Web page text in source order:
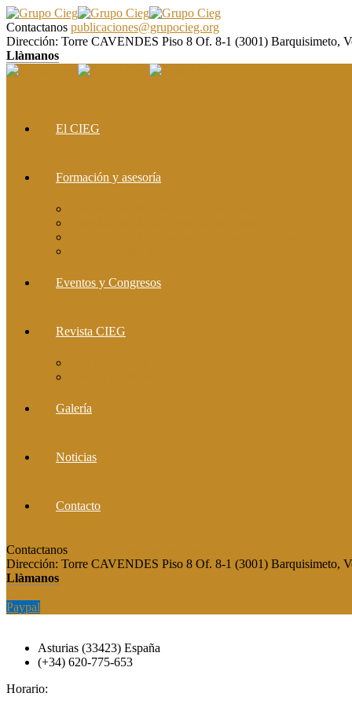
Contactanos publicaciones@grupocieg.org
Dirección: Torre CAVENDES Piso 8 Of. 8-1 (3001) Barquisimeto,
Llàmanos
El CIEG
Formación y asesoría
Eventos y Congresos
Revista CIEG
Galería
Noticias
Contacto
Contactanos
Dirección: Torre CAVENDES Piso 8 Of. 8-1 (3001) Barquisimeto,
Llàmanos
Paypal
Asturias (33423) España
(+34) 620-775-653
Horario: